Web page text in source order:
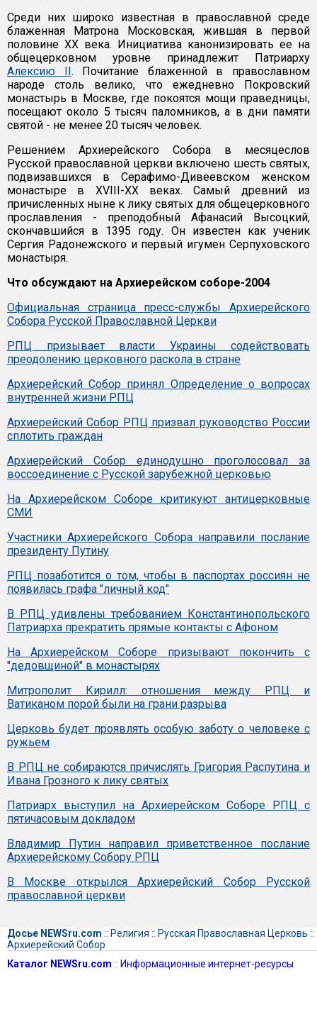
Среди них широко известная в православной среде
блаженная Матрона Московская, жившая в первой
половине XX века. Инициатива канонизировать ее на
общецерковном уровне принадлежит Патриарху
Алексию II. Почитание блаженной в православном
народе столь велико, что ежедневно Покровский
монастырь в Москве, где покоятся мощи праведницы,
посещают около 5 тысяч паломников, а в дни памяти
святой - не менее 20 тысяч человек.
Решением Архиерейского Собора в месяцеслов
Русской православной церкви включено шесть святых,
подвизавшихся в Серафимо-Дивеевском женском
монастыре в XVIII-XX веках. Самый древний из
причисленных ныне к лику святых для общецерковного
прославления - преподобный Афанасий Высоцкий,
скончавшийся в 1395 году. Он известен как ученик
Сергия Радонежского и первый игумен Серпуховского
монастыря.
Что обсуждают на Архиерейском соборе-2004
Официальная страница пресс-службы Архиерейского
Собора Русской Православной Церкви
РПЦ призывает власти Украины содействовать
преодолению церковного раскола в стране
Архиерейский Собор принял Определение о вопросах
внутренней жизни РПЦ
Архиерейский Собор РПЦ призвал руководство России
сплотить граждан
Архиерейский Собор единодушно проголосовал за
воссоединение с Русской зарубежной церковью
На Архиерейском Соборе критикуют антицерковные
СМИ
Участники Архиерейского Собора направили послание
президенту Путину
РПЦ позаботится о том, чтобы в паспортах россиян не
появилась графа "личный код"
В РПЦ удивлены требованием Константинопольского
Патриарха прекратить прямые контакты с Афоном
На Архиерейском Соборе призывают покончить с
"дедовщиной" в монастырях
Митрополит Кирилл: отношения между РПЦ и
Ватиканом порой были на грани разрыва
Церковь будет проявлять особую заботу о человеке с
ружьем
В РПЦ не собираются причислять Григория Распутина и
Ивана Грозного к лику святых
Патриарх выступил на Архиерейском Соборе РПЦ с
пятичасовым докладом
Владимир Путин направил приветственное послание
Архиерейскому Собору РПЦ
В Москве открылся Архиерейский Собор Русской
православной церкви
Досье NEWSru.com :: Религия :: Русская Православная Церковь ::
Архиерейский Собор
Каталог NEWSru.com :: Информационные интернет-ресурсы